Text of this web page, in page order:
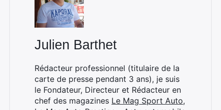
Julien Barthet
Rédacteur professionnel (titulaire de la
carte de presse pendant 3 ans), je suis
le Fondateur, Directeur et Rédacteur en
chef des magazines Le Mag Sport Auto,